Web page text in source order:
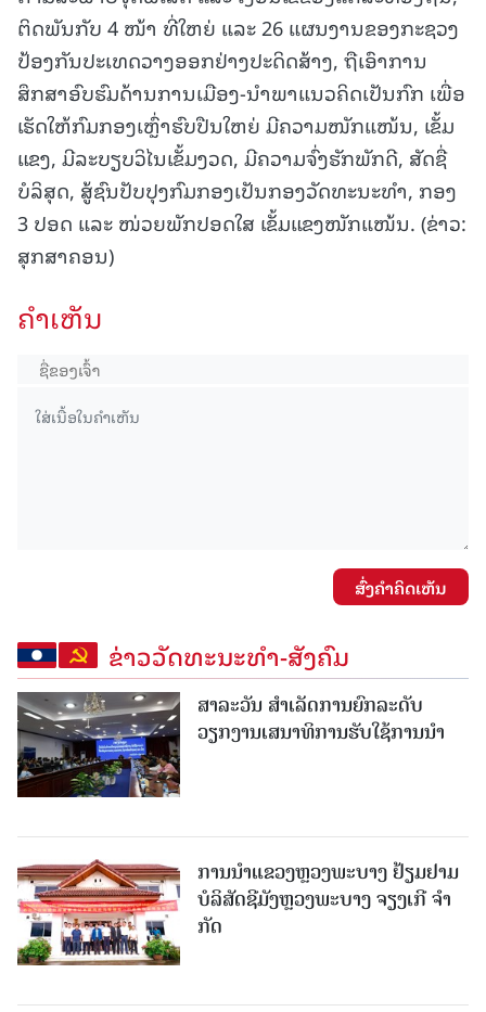
ຕິດພັນກັບ 4 ໜ້າ ທີ່ໃຫຍ່ ແລະ 26 ແຜນງານຂອງກະຊວງ
ປ້ອງກັນປະເທດວາງອອກຢ່າງປະດິດສ້າງ, ຖືເອົາການ
ສຶກສາອົບຮົມດ້ານການເມືອງ-ນໍາພາແນວຄິດເປັນກົກ ເພື່ອ
ເຮັດໃຫ້ກົມກອງເຫຼົ່າຮົບປືນໃຫຍ່ ມີຄວາມໜັກແໜ້ນ, ເຂັ້ມ
ແຂງ, ມີລະບຽບວິໄນເຂັ້ມງວດ, ມີຄວາມຈົ່ງຮັກພັກດີ, ສັດຊື່
ບໍລິສຸດ, ສູ້ຊົນປັບປຸງກົມກອງເປັນກອງວັດທະນະທຳ, ກອງ
3 ປອດ ແລະ ໜ່ວຍພັກປອດໃສ ເຂັ້ມແຂງໜັກແໜ້ນ. (ຂ່າວ:
ສຸກສາຄອນ)
ຄໍາເຫັນ
ສົ່ງຄໍາຄິດເຫັນ
ຂ່າວວັດທະນະທຳ-ສັງຄົມ
ສາລະວັນ ສໍາເລັດການຍົກລະດັບ
ວຽກງານເສນາທິການຮັບໃຊ້ການນໍາ
ການນຳແຂວງຫຼວງພະບາງ ຢ້ຽມ​ຢາມ
ບໍ​ລິ​ສັດຊີມັງຫຼວງພະບາງ ຈຽງເກີ ຈໍາ
ກັດ